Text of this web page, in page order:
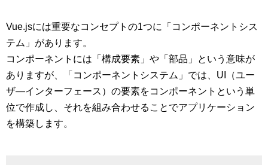
Vue.jsには重要なコンセプトの1つに「コンポーネントシス
テム」があります。
コンポーネントには「構成要素」や「部品」という意味が
ありますが、「コンポーネントシステム」では、UI（ユー
ザ―インターフェース）の要素をコンポーネントという単
位で作成し、それを組み合わせることでアプリケーション
を構築します。